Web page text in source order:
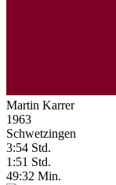
Martin Karrer
1963
Schwetzingen
3:54 Std.
1:51 Std.
49:32 Min.